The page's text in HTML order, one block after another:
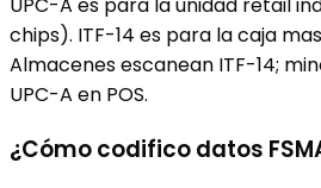
UPC-A es para la unidad retail
chips). ITF-14 es para la caja
Almacenes escanean ITF-14;
UPC-A en POS.
¿Cómo codifico datos